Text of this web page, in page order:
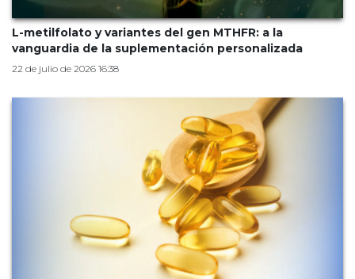
L-metilfolato y variantes del gen MTHFR: a la
vanguardia de la suplementación personalizada
22 de julio de 2026 16:38